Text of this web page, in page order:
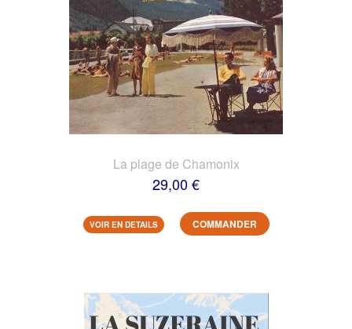
La plage de Chamonix
29,00 €
VOIR EN DETAILS COMMANDER